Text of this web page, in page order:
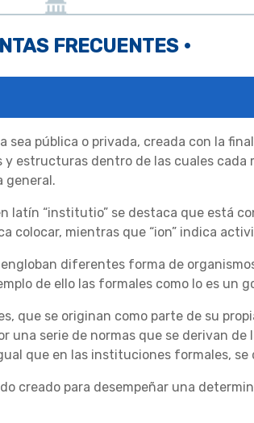
FRECUENTES •
pública o privada, creada con la
estructuras dentro de las cuales cada
general.
latín “institutio” se destaca que está
colocar, mientras que “ion” indica
diferentes forma de
de ello las formales como lo es un
que se originan como parte de su
una serie de normas que se derivan
que en las instituciones formales,
creado para desempeñar una